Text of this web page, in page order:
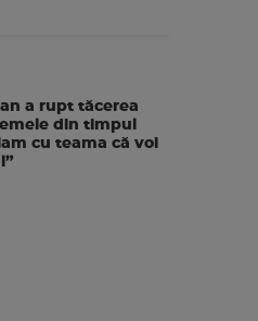
a rupt tăcerea
din timpul
cu teama că voi